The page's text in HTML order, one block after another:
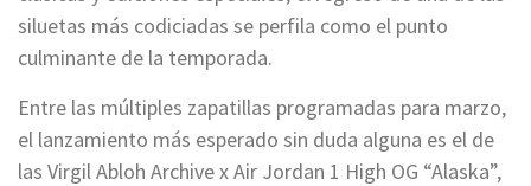
siluetas más codiciadas se perfila como el punto
culminante de la temporada.
Entre las múltiples zapatillas programadas para marzo,
el lanzamiento más esperado sin duda alguna es el de
las Virgil Abloh Archive x Air Jordan 1 High OG “Alaska”,